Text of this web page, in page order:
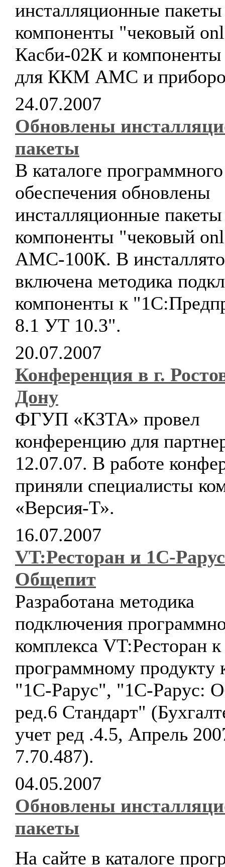
инсталляционные пакеты
компоненты "чековый
Касби-02К и
для ККМ АМС и
24.07.2007
Обновлены
пакеты
В каталоге программного
обеспечения обновлены
инсталляционные пакеты
компоненты "чековый
АМС-100К. В
включена методика
компоненты к
8.1 УТ 10.3".
20.07.2007
Конференция в г.
Дону
ФГУП «КЗТА» провел
конференцию для
12.07.07. В работе
приняли специалисты
«Версия-Т».
16.07.2007
VT:Ресторан и 1С-
Общепит
Разработана методика
подключения
комплекса VT:Ресторан к
программному продукту
"1С-Рарус", "1С-Рарус:
ред.6 Стандарт"
учет ред .4.5, Апрель
7.70.487).
04.05.2007
Обновлены
пакеты
На сайте в каталоге